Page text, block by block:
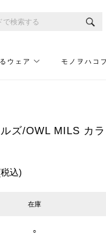
ウェア モノヲハコ
ズ/OWL MILS カ
込)
在庫
○